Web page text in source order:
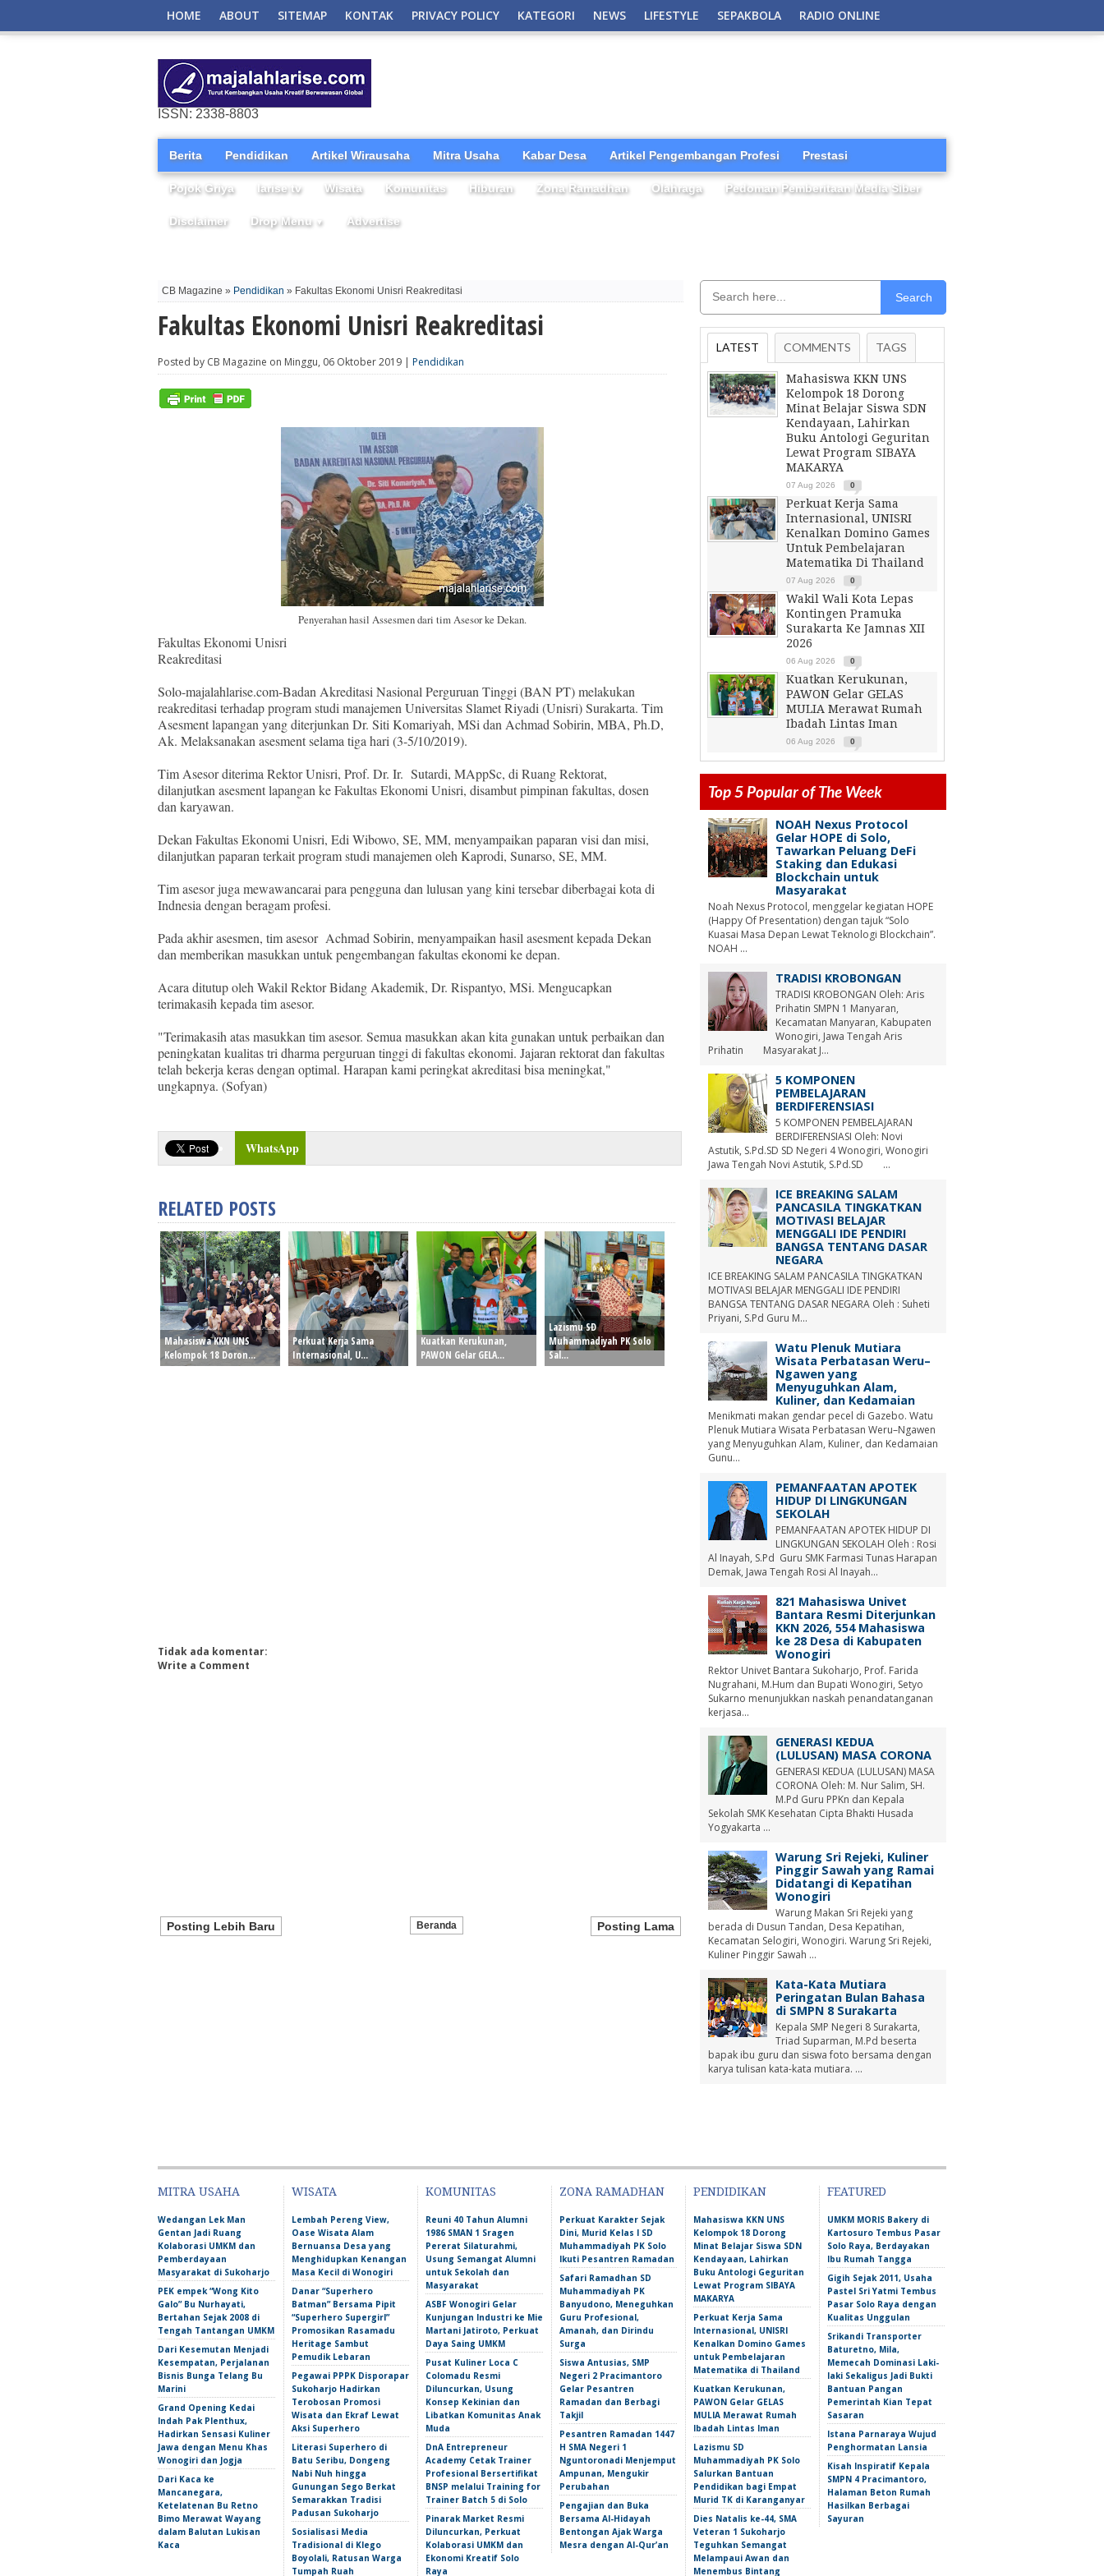
HOME ABOUT SITEMAP KONTAK PRIVACY POLICY KATEGORI NEWS LIFESTYLE SEPAKBOLA RADIO ONLINE
ISSN: 2338-8803
Berita Pendidikan Artikel Wirausaha Mitra Usaha Kabar Desa Artikel Pengembangan Profesi Prestasi
Pojok Griya larise tv Wisata Komunitas Hiburan Zona Ramadhan Olahraga Pedoman Pemberitaan Media Siber
Disclaimer Drop Menu ▼ Advertise
CB Magazine » Pendidikan » Fakultas Ekonomi Unisri Reakreditasi
Fakultas Ekonomi Unisri Reakreditasi
Posted by CB Magazine on Minggu, 06 Oktober 2019 | Pendidikan
Penyerahan hasil Assesmen dari tim Asesor ke Dekan.
Fakultas Ekonomi Unisri
Reakreditasi
Solo-majalahlarise.com-Badan Akreditasi Nasional Perguruan Tinggi (BAN PT) melakukan
reakreditasi terhadap program studi manajemen Universitas Slamet Riyadi (Unisri) Surakarta. Tim
Asesment lapangan yang diterjunkan Dr. Siti Komariyah, MSi dan Achmad Sobirin, MBA, Ph.D,
Ak. Melaksanakan asesment selama tiga hari (3-5/10/2019).
Tim Asesor diterima Rektor Unisri, Prof. Dr. Ir. Sutardi, MAppSc, di Ruang Rektorat,
dilanjutkan asesment lapangan ke Fakultas Ekonomi Unisri, disambut pimpinan fakultas, dosen
dan karyawan.
Dekan Fakultas Ekonomi Unisri, Edi Wibowo, SE, MM, menyampaikan paparan visi dan misi,
dilanjutkan paparan terkait program studi manajemen oleh Kaprodi, Sunarso, SE, MM.
Tim asesor juga mewawancarai para pengguna dan lulusan yang kini tersebar diberbagai kota di
Indnesia dengan beragam profesi.
Pada akhir asesmen, tim asesor Achmad Sobirin, menyampaikan hasil asesment kepada Dekan
dan memberikan masukkan untuk pengembangan fakultas ekonomi ke depan.
Acara ditutup oleh Wakil Rektor Bidang Akademik, Dr. Rispantyo, MSi. Mengucapkan
terimakasih kepada tim asesor.
"Terimakasih atas masukkan tim asesor. Semua masukkan akan kita gunakan untuk perbaikan dan
peningkatan kualitas tri dharma perguruan tinggi di fakultas ekonomi. Jajaran rektorat dan fakultas
telah bekerja keras dengan optimal. Harapan kami peringkat akreditasi bisa meningkat,"
ungkapnya. (Sofyan)
WhatsApp
RELATED POSTS
Mahasiswa KKN UNS
Kelompok 18 Doron...
Perkuat Kerja Sama
Internasional, U...
Kuatkan Kerukunan,
PAWON Gelar GELA...
Lazismu SD
Muhammadiyah PK Solo
Sal...
Tidak ada komentar:
Write a Comment
Posting Lebih Baru Posting Lama
Beranda
Search
LATEST COMMENTS TAGS
Mahasiswa KKN UNS
Kelompok 18 Dorong
Minat Belajar Siswa SDN
Kendayaan, Lahirkan
Buku Antologi Geguritan
Lewat Program SIBAYA
MAKARYA
07 Aug 2026 0
Perkuat Kerja Sama
Internasional, UNISRI
Kenalkan Domino Games
Untuk Pembelajaran
Matematika Di Thailand
07 Aug 2026 0
Wakil Wali Kota Lepas
Kontingen Pramuka
Surakarta Ke Jamnas XII
2026
06 Aug 2026 0
Kuatkan Kerukunan,
PAWON Gelar GELAS
MULIA Merawat Rumah
Ibadah Lintas Iman
06 Aug 2026 0
Top 5 Popular of The Week
NOAH Nexus Protocol
Gelar HOPE di Solo,
Tawarkan Peluang DeFi
Staking dan Edukasi
Blockchain untuk
Masyarakat
Noah Nexus Protocol, menggelar kegiatan HOPE
(Happy Of Presentation) dengan tajuk “Solo
Kuasai Masa Depan Lewat Teknologi Blockchain”.
NOAH ...
TRADISI KROBONGAN
TRADISI KROBONGAN Oleh: Aris
Prihatin SMPN 1 Manyaran,
Kecamatan Manyaran, Kabupaten
Wonogiri, Jawa Tengah Aris
Prihatin Masyarakat J...
5 KOMPONEN
PEMBELAJARAN
BERDIFERENSIASI
5 KOMPONEN PEMBELAJARAN
BERDIFERENSIASI Oleh: Novi
Astutik, S.Pd.SD SD Negeri 4 Wonogiri, Wonogiri
Jawa Tengah Novi Astutik, S.Pd.SD ...
ICE BREAKING SALAM
PANCASILA TINGKATKAN
MOTIVASI BELAJAR
MENGGALI IDE PENDIRI
BANGSA TENTANG DASAR
NEGARA
ICE BREAKING SALAM PANCASILA TINGKATKAN
MOTIVASI BELAJAR MENGGALI IDE PENDIRI
BANGSA TENTANG DASAR NEGARA Oleh : Suheti
Priyani, S.Pd Guru M...
Watu Plenuk Mutiara
Wisata Perbatasan Weru–
Ngawen yang
Menyuguhkan Alam,
Kuliner, dan Kedamaian
Menikmati makan gendar pecel di Gazebo. Watu
Plenuk Mutiara Wisata Perbatasan Weru–Ngawen
yang Menyuguhkan Alam, Kuliner, dan Kedamaian
Gunu...
PEMANFAATAN APOTEK
HIDUP DI LINGKUNGAN
SEKOLAH
PEMANFAATAN APOTEK HIDUP DI
LINGKUNGAN SEKOLAH Oleh : Rosi
Al Inayah, S.Pd Guru SMK Farmasi Tunas Harapan
Demak, Jawa Tengah Rosi Al Inayah...
821 Mahasiswa Univet
Bantara Resmi Diterjunkan
KKN 2026, 554 Mahasiswa
ke 28 Desa di Kabupaten
Wonogiri
Rektor Univet Bantara Sukoharjo, Prof. Farida
Nugrahani, M.Hum dan Bupati Wonogiri, Setyo
Sukarno menunjukkan naskah penandatanganan
kerjasa...
GENERASI KEDUA
(LULUSAN) MASA CORONA
GENERASI KEDUA (LULUSAN) MASA
CORONA Oleh: M. Nur Salim, SH.
M.Pd Guru PPKn dan Kepala
Sekolah SMK Kesehatan Cipta Bhakti Husada
Yogyakarta ...
Warung Sri Rejeki, Kuliner
Pinggir Sawah yang Ramai
Didatangi di Kepatihan
Wonogiri
Warung Makan Sri Rejeki yang
berada di Dusun Tandan, Desa Kepatihan,
Kecamatan Selogiri, Wonogiri. Warung Sri Rejeki,
Kuliner Pinggir Sawah ...
Kata-Kata Mutiara
Peringatan Bulan Bahasa
di SMPN 8 Surakarta
Kepala SMP Negeri 8 Surakarta,
Triad Suparman, M.Pd beserta
bapak ibu guru dan siswa foto bersama dengan
karya tulisan kata-kata mutiara. ...
MITRA USAHA
Wedangan Lek Man
Gentan Jadi Ruang
Kolaborasi UMKM dan
Pemberdayaan
Masyarakat di Sukoharjo
PEK empek “Wong Kito
Galo” Bu Nurhayati,
Bertahan Sejak 2008 di
Tengah Tantangan UMKM
Dari Kesemutan Menjadi
Kesempatan, Perjalanan
Bisnis Bunga Telang Bu
Marini
Grand Opening Kedai
Indah Pak Plenthux,
Hadirkan Sensasi Kuliner
Jawa dengan Menu Khas
Wonogiri dan Jogja
Dari Kaca ke
Mancanegara,
Ketelatenan Bu Retno
Bimo Merawat Wayang
dalam Balutan Lukisan
Kaca
WISATA
Lembah Pereng View,
Oase Wisata Alam
Bernuansa Desa yang
Menghidupkan Kenangan
Masa Kecil di Wonogiri
Danar “Superhero
Batman” Bersama Pipit
“Superhero Supergirl”
Promosikan Rasamadu
Heritage Sambut
Pemudik Lebaran
Pegawai PPPK Disporapar
Sukoharjo Hadirkan
Terobosan Promosi
Wisata dan Ekraf Lewat
Aksi Superhero
Literasi Superhero di
Batu Seribu, Dongeng
Nabi Nuh hingga
Gunungan Sego Berkat
Semarakkan Tradisi
Padusan Sukoharjo
Sosialisasi Media
Tradisional di Klego
Boyolali, Ratusan Warga
Tumpah Ruah
KOMUNITAS
Reuni 40 Tahun Alumni
1986 SMAN 1 Sragen
Pererat Silaturahmi,
Usung Semangat Alumni
untuk Sekolah dan
Masyarakat
ASBF Wonogiri Gelar
Kunjungan Industri ke Mie
Martani Jatiroto, Perkuat
Daya Saing UMKM
Pusat Kuliner Loca C
Colomadu Resmi
Diluncurkan, Usung
Konsep Kekinian dan
Libatkan Komunitas Anak
Muda
DnA Entrepreneur
Academy Cetak Trainer
Profesional Bersertifikat
BNSP melalui Training for
Trainer Batch 5 di Solo
Pinarak Market Resmi
Diluncurkan, Perkuat
Kolaborasi UMKM dan
Ekonomi Kreatif Solo
Raya
ZONA RAMADHAN
Perkuat Karakter Sejak
Dini, Murid Kelas I SD
Muhammadiyah PK Solo
Ikuti Pesantren Ramadan
Safari Ramadhan SD
Muhammadiyah PK
Banyudono, Meneguhkan
Guru Profesional,
Amanah, dan Dirindu
Surga
Siswa Antusias, SMP
Negeri 2 Pracimantoro
Gelar Pesantren
Ramadan dan Berbagi
Takjil
Pesantren Ramadan 1447
H SMA Negeri 1
Nguntoronadi Menjemput
Ampunan, Mengukir
Perubahan
Pengajian dan Buka
Bersama Al-Hidayah
Bentongan Ajak Warga
Mesra dengan Al-Qur’an
PENDIDIKAN
Mahasiswa KKN UNS
Kelompok 18 Dorong
Minat Belajar Siswa SDN
Kendayaan, Lahirkan
Buku Antologi Geguritan
Lewat Program SIBAYA
MAKARYA
Perkuat Kerja Sama
Internasional, UNISRI
Kenalkan Domino Games
untuk Pembelajaran
Matematika di Thailand
Kuatkan Kerukunan,
PAWON Gelar GELAS
MULIA Merawat Rumah
Ibadah Lintas Iman
Lazismu SD
Muhammadiyah PK Solo
Salurkan Bantuan
Pendidikan bagi Empat
Murid TK di Karanganyar
Dies Natalis ke-44, SMA
Veteran 1 Sukoharjo
Teguhkan Semangat
Melampaui Awan dan
Menembus Bintang
FEATURED
UMKM MORIS Bakery di
Kartosuro Tembus Pasar
Solo Raya, Berdayakan
Ibu Rumah Tangga
Gigih Sejak 2011, Usaha
Pastel Sri Yatmi Tembus
Pasar Solo Raya dengan
Kualitas Unggulan
Srikandi Transporter
Baturetno, Mila,
Memecah Dominasi Laki-
laki Sekaligus Jadi Bukti
Bantuan Pangan
Pemerintah Kian Tepat
Sasaran
Istana Parnaraya Wujud
Penghormatan Lansia
Kisah Inspiratif Kepala
SMPN 4 Pracimantoro,
Halaman Beton Rumah
Hasilkan Berbagai
Sayuran